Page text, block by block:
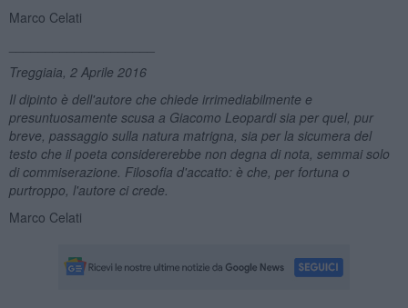
Marco Celati
Treggiaia, 2 Aprile 2016
Il dipinto è dell'autore che chiede irrimediabilmente e
presuntuosamente scusa a Giacomo Leopardi sia per quel, pur
breve, passaggio sulla natura matrigna, sia per la sicumera del
testo che il poeta considererebbe non degna di nota, semmai solo
di commiserazione. Filosofia d'accatto: è che, per fortuna o
purtroppo, l'autore ci crede.
Marco Celati